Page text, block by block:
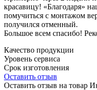
красавицу! «Благодаря»
помучиться с монтажом
получился отменный.
Большое всем спасибо!
Качество продукции
Уровень сервиса
Срок изготовления
Оставить отзыв
Оставить отзыв на товар